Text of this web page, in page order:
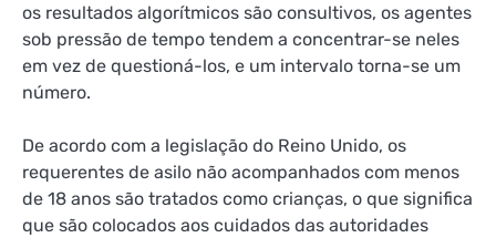
os resultados algorítmicos são consultivos, os agentes
sob pressão de tempo tendem a concentrar-se neles
em vez de questioná-los, e um intervalo torna-se um
número.
De acordo com a legislação do Reino Unido, os
requerentes de asilo não acompanhados com menos
de 18 anos são tratados como crianças, o que significa
que são colocados aos cuidados das autoridades